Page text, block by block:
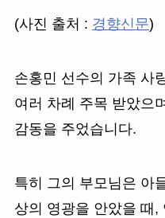
(사진 출처 : 경향신문)
손홍민 선수의 가족 사
여러 차례 주목 받았으
감동을 주었습니다.
특히 그의 부모님은 아
상의 영광을 안았을 때,